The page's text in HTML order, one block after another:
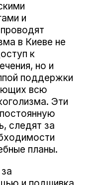
и
в Киеве не
к
но и
поддержки
всю
Эти
следят за
планы.